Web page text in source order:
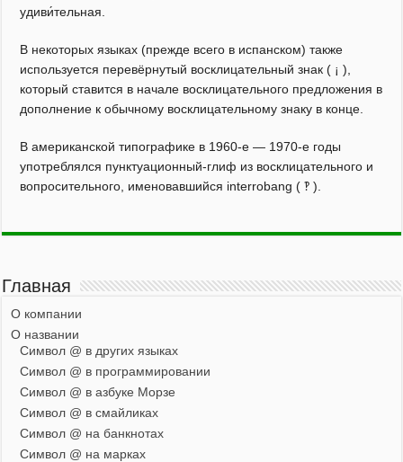
удиви́тельная.
В некоторых языках (прежде всего в испанском) также
используется перевёрнутый восклицательный знак ( ¡ ),
который ставится в начале восклицательного предложения в
дополнение к обычному восклицательному знаку в конце.
В американской типографике в 1960-е — 1970-е годы
употреблялся пунктуационный-глиф из восклицательного и
вопросительного, именовавшийся interrobang ( ‽ ).
Главная
О компании
О названии
Символ @ в других языках
Символ @ в программировании
Символ @ в азбуке Морзе
Символ @ в смайликах
Символ @ на банкнотах
Символ @ на марках